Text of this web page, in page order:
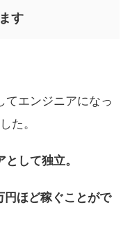
す
てエンジニアになっ
た。
して独立。
ほど稼ぐことがで